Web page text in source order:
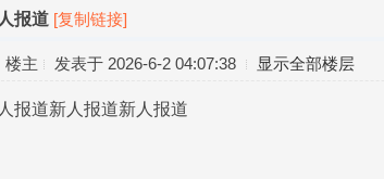
报道 [复制链接]
楼主 发表于 2026-6-2 04:07:38 显示全部楼层
报道新人报道新人报道